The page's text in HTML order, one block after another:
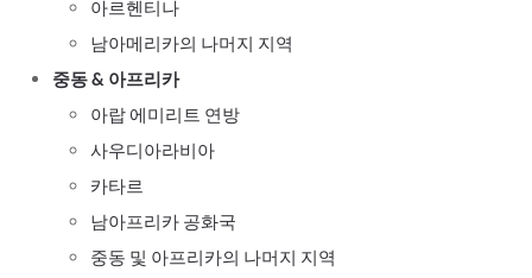
아르헨티나
남아메리카의 나머지 지역
중동 & 아프리카
아랍 에미리트 연방
사우디아라비아
카타르
남아프리카 공화국
중동 및 아프리카의 나머지 지역